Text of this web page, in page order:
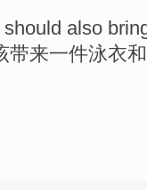
should also
带来一件泳衣和